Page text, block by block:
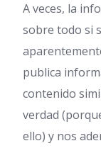
A veces, la
sobre todo si
publica
contenido
verdad
ello) y nos